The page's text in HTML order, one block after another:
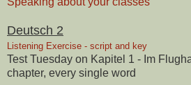
Deutsch 2
Listening Exercise - script and key
Test Tuesday on Kapitel 1 - Im
chapter, every single word